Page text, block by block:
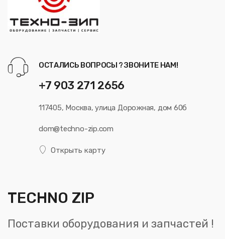
ОСТАЛИСЬ ВОПРОСЫ ? ЗВОНИТЕ НАМ!
+7 903 271 2656
117405, Москва, улица Дорожная, дом 60б
dom@techno-zip.com
Открыть карту
TECHNO ZIP
Поставки оборудования и запчастей !